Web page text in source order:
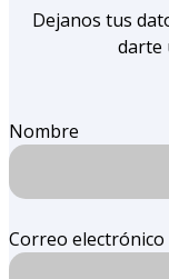
Dejanos tus
darte
Nombre
Correo electrónico